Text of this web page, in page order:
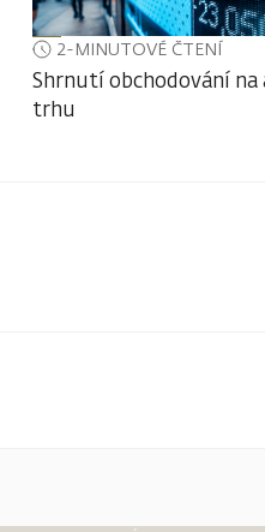
2-MINUTOVÉ ČTENÍ
Shrnutí obchodování na
trhu